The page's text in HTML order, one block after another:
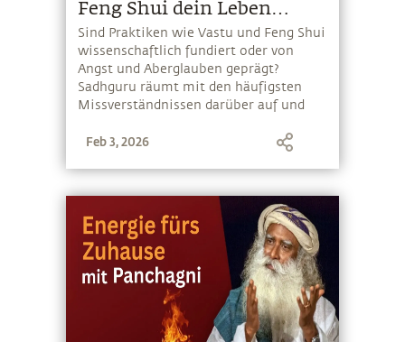
Feng Shui dein Leben
verändern?
Sind Praktiken wie Vastu und Feng Shui
wissenschaftlich fundiert oder von
Angst und Aberglauben geprägt?
Sadhguru räumt mit den häufigsten
Missverständnissen darüber auf und
Architektur und Geometrie auf das
Feb 3, 2026